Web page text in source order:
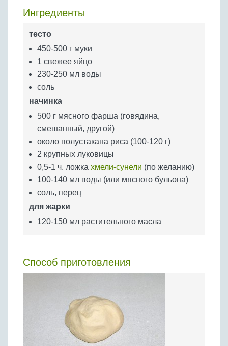
Яйца
Крупы
Ингредиенты
тесто
450-500 г муки
1 свежее яйцо
230-250 мл воды
соль
начинка
500 г мясного фарша (говядина,
смешанный, другой)
около полустакана риса (100-120 г)
2 крупных луковицы
0,5-1 ч. ложка хмели-сунели (по желанию)
100-140 мл воды (или мясного бульона)
соль, перец
для жарки
120-150 мл растительного масла
Способ приготовления